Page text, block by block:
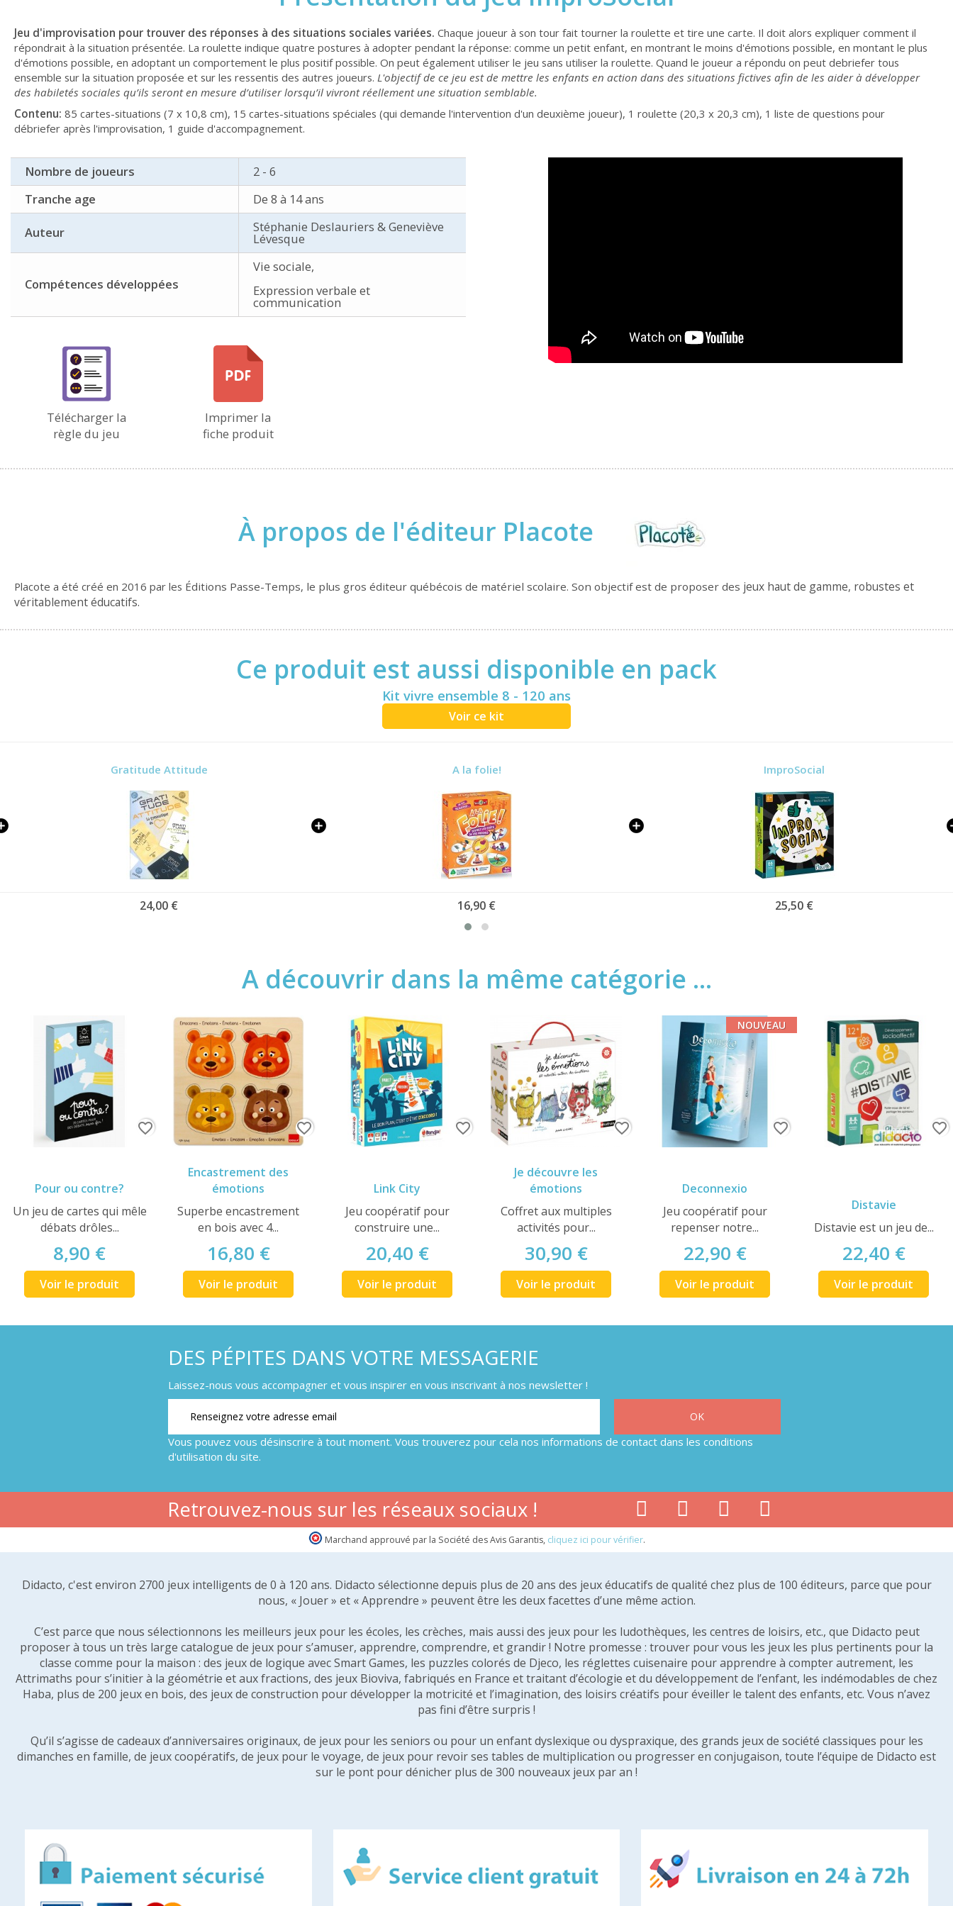
Jeu d'improvisation pour trouver des réponses à des situations sociales variées. Chaque joueur à son tour fait tourner la roulette et tire une carte. Il doit alors expliquer comment il
répondrait à la situation présentée. La roulette indique quatre postures à adopter pendant la réponse: comme un petit enfant, en montrant le moins d'émotions possible, en montant le plus
d'émotions possible, en adoptant un comportement le plus positif possible. On peut également utiliser le jeu sans utiliser la roulette. Quand le joueur a répondu on peut debriefer tous
ensemble sur la situation proposée et sur les ressentis des autres joueurs. L'objectif de ce jeu est de mettre les enfants en action dans des situations fictives afin de les aider à développer
des habiletés sociales qu’ils seront en mesure d’utiliser lorsqu’il vivront réellement une situation semblable.
Contenu: 85 cartes-situations (7 x 10,8 cm), 15 cartes-situations spéciales (qui demande l'intervention d'un deuxième joueur), 1 roulette (20,3 x 20,3 cm), 1 liste de questions pour
débriefer après l'improvisation, 1 guide d'accompagnement.
Nombre de joueurs
2 - 6
Tranche age
De 8 à 14 ans
Auteur Stéphanie Deslauriers & Geneviève
Lévesque
Compétences développées
Vie sociale,
Expression verbale et
communication
Télécharger la
règle du jeu
Imprimer la
fiche produit
À propos de l'éditeur Placote
Placote a été créé en 2016 par les Éditions Passe-Temps, le plus gros éditeur québécois de matériel scolaire. Son objectif est de proposer des jeux haut de gamme, robustes et
véritablement éducatifs.
Ce produit est aussi disponible en pack
Kit vivre ensemble 8 - 120 ans
Voir ce kit
Gratitude Attitude
24,00 €
A la folie!
16,90 €
ImproSocial
25,50 €
A découvrir dans la même catégorie ...
Pour ou contre?
Un jeu de cartes qui mêle
débats drôles...
8,90 €
Voir le produit
favorite_border
Encastrement des
émotions
Superbe encastrement
en bois avec 4...
16,80 €
Voir le produit
favorite_border
Link City
Jeu coopératif pour
construire une...
20,40 €
Voir le produit
favorite_border
Je découvre les
émotions
Coffret aux multiples
activités pour...
30,90 €
Voir le produit
favorite_border
Deconnexio
Jeu coopératif pour
repenser notre...
22,90 €
Voir le produit
NOUVEAU
favorite_border
Distavie
Distavie est un jeu de...
22,40 €
Voir le produit
favorite_border
DES PÉPITES DANS VOTRE MESSAGERIE
Laissez-nous vous accompagner et vous inspirer en vous inscrivant à nos newsletter !
Vous pouvez vous désinscrire à tout moment. Vous trouverez pour cela nos informations de contact dans les conditions
d'utilisation du site.
Retrouvez-nous sur les réseaux sociaux !
Marchand approuvé par la Société des Avis Garantis, cliquez ici pour vérifier.
Didacto, c'est environ 2700 jeux intelligents de 0 à 120 ans. Didacto sélectionne depuis plus de 20 ans des jeux éducatifs de qualité chez plus de 100 éditeurs, parce que pour
nous, « Jouer » et « Apprendre » peuvent être les deux facettes d’une même action.
C’est parce que nous sélectionnons les meilleurs jeux pour les écoles, les crèches, mais aussi des jeux pour les ludothèques, les centres de loisirs, etc., que Didacto peut
proposer à tous un très large catalogue de jeux pour s’amuser, apprendre, comprendre, et grandir ! Notre promesse : trouver pour vous les jeux les plus pertinents pour la
classe comme pour la maison : des jeux de logique avec Smart Games, les puzzles colorés de Djeco, les réglettes cuisenaire pour apprendre à compter autrement, les
Attrimaths pour s’initier à la géométrie et aux fractions, des jeux Bioviva, fabriqués en France et traitant d’écologie et du développement de l’enfant, les indémodables de chez
Haba, plus de 200 jeux en bois, des jeux de construction pour développer la motricité et l’imagination, des loisirs créatifs pour éveiller le talent des enfants, etc. Vous n’avez
pas fini d’être surpris !
Qu’il s’agisse de cadeaux d’anniversaires originaux, de jeux pour les seniors ou pour un enfant dyslexique ou dyspraxique, des grands jeux de société classiques pour les
dimanches en famille, de jeux coopératifs, de jeux pour le voyage, de jeux pour revoir ses tables de multiplication ou progresser en conjugaison, toute l’équipe de Didacto est
sur le pont pour dénicher plus de 300 nouveaux jeux par an !